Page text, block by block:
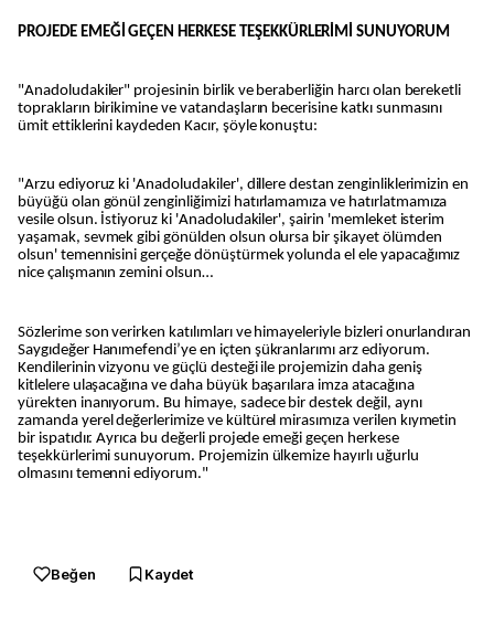
PROJEDE EMEĞİ GEÇEN HERKESE TEŞEKKÜRLERİMİ SUNUYORUM
"Anadoludakiler" projesinin birlik ve beraberliğin harcı olan bereketli
toprakların birikimine ve vatandaşların becerisine katkı sunmasını
ümit ettiklerini kaydeden Kacır, şöyle konuştu:
"Arzu ediyoruz ki 'Anadoludakiler', dillere destan zenginliklerimizin en
büyüğü olan gönül zenginliğimizi hatırlamamıza ve hatırlatmamıza
vesile olsun. İstiyoruz ki 'Anadoludakiler', şairin 'memleket isterim
yaşamak, sevmek gibi gönülden olsun olursa bir şikayet ölümden
olsun' temennisini gerçeğe dönüştürmek yolunda el ele yapacağımız
nice çalışmanın zemini olsun…
Sözlerime son verirken katılımları ve himayeleriyle bizleri onurlandıran
Saygıdeğer Hanımefendi’ye en içten şükranlarımı arz ediyorum.
Kendilerinin vizyonu ve güçlü desteği ile projemizin daha geniş
kitlelere ulaşacağına ve daha büyük başarılara imza atacağına
yürekten inanıyorum. Bu himaye, sadece bir destek değil, aynı
zamanda yerel değerlerimize ve kültürel mirasımıza verilen kıymetin
bir ispatıdır. Ayrıca bu değerli projede emeği geçen herkese
teşekkürlerimi sunuyorum. Projemizin ülkemize hayırlı uğurlu
olmasını temenni ediyorum."
Beğen Kaydet